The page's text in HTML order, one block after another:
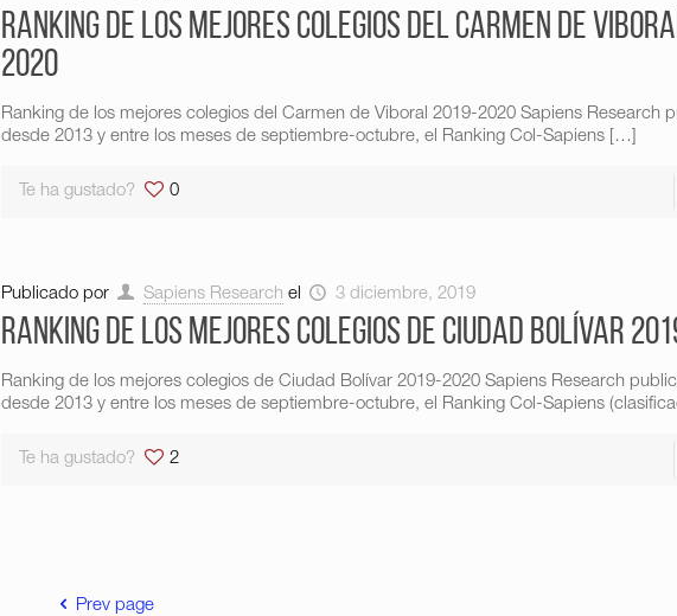
Ranking de los mejores colegios del Carmen de
2020
Ranking de los mejores colegios del Carmen de Viboral 2019-2020 Sapiens Research
desde 2013 y entre los meses de septiembre-octubre, el Ranking Col-Sapiens[…]
Te ha gustado? 0
Publicado por Sapiens Research el 3 diciembre, 2019
Ranking de los mejores colegios de Ciudad Bolívar
Ranking de los mejores colegios de Ciudad Bolívar 2019-2020 Sapiens Research
desde 2013 y entre los meses de septiembre-octubre, el Ranking Col-Sapiens
Te ha gustado? 2
Prev page